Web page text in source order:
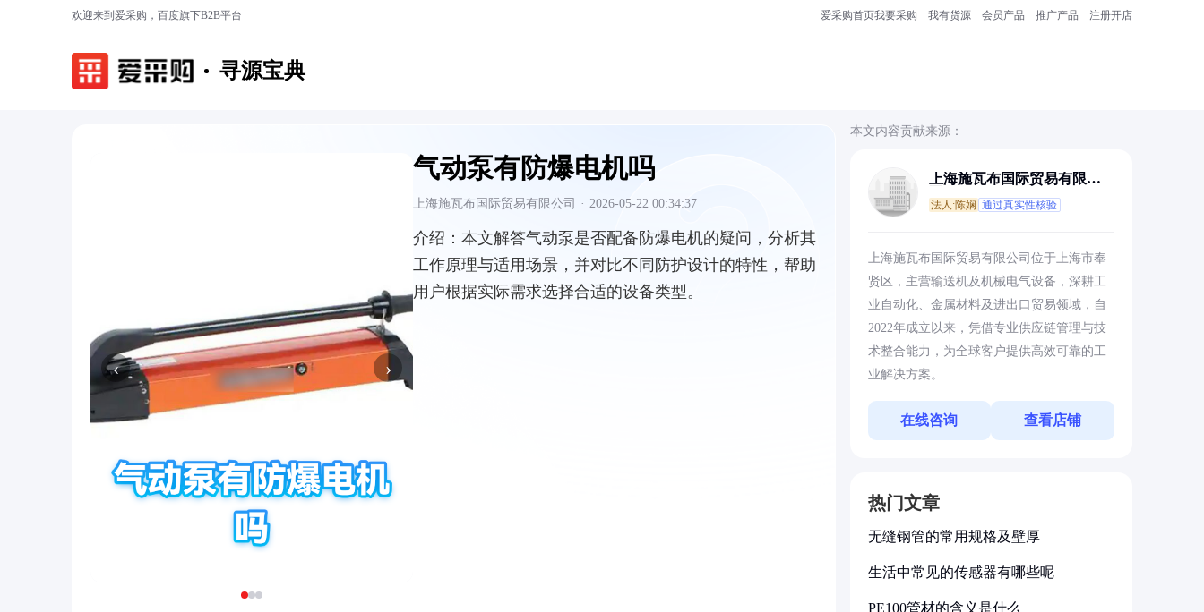
欢迎来到爱采购，百度旗下B2B平台 爱采购首页我要采购 我有货源 会员产品 推广产品 注册开店
寻源宝典
‹ ›
气动泵有防爆电机吗
上海施瓦布国际贸易有限公司 · 2026-05-22 00:34:37
介绍： 本文解答气动泵是否配备防爆电机的疑问，分析其
工作原理与适用场景，并对比不同防护设计的特性，帮助
用户根据实际需求选择合适的设备类型。
本文内容贡献来源：
上海施瓦布国际贸易有限公
法人:陈娴 通过真实性核验
上海施瓦布国际贸易有限公司位于上海市奉
贤区，主营输送机及机械电气设备，深耕工
业自动化、金属材料及进出口贸易领域，自
2022年成立以来，凭借专业供应链管理与技
术整合能力，为全球客户提供高效可靠的工
业解决方案。
在线咨询 查看店铺
热门文章
无缝钢管的常用规格及壁厚
生活中常见的传感器有哪些呢
PE100管材的含义是什么